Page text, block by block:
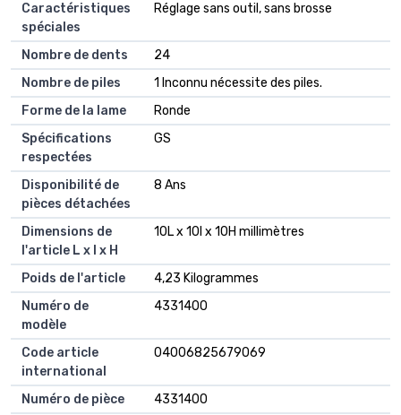
Caractéristiques
spéciales
Réglage sans outil, sans brosse
Nombre de dents
24
Nombre de piles
1 Inconnu nécessite des piles.
Forme de la lame
Ronde
Spécifications
respectées
GS
Disponibilité de
pièces détachées
8 Ans
Dimensions de
l'article L x l x H
10L x 10l x 10H millimètres
Poids de l'article
4,23 Kilogrammes
Numéro de
modèle
4331400
Code article
international
04006825679069
Numéro de pièce
4331400